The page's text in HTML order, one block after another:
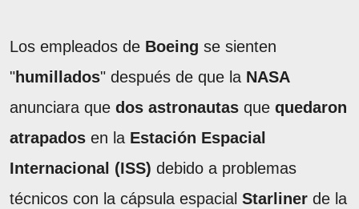
Los empleados de Boeing se sienten
"humillados" después de que la NASA
anunciara que dos astronautas que quedaron
atrapados en la Estación Espacial
Internacional (ISS) debido a problemas
técnicos con la cápsula espacial Starliner de la